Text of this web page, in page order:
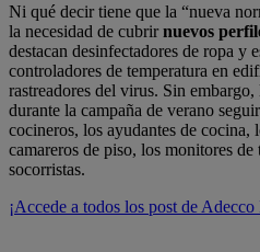
Ni qué decir tiene que la “nueva
la necesidad de cubrirnuevos
destacan desinfectadores de ropa y
controladores de temperatura en
rastreadores del virus. Sin
durante la campaña de verano
cocineros, los ayudantes de cocina,
camareros de piso, los monitores
socorristas.
¡Accede a todos los post de